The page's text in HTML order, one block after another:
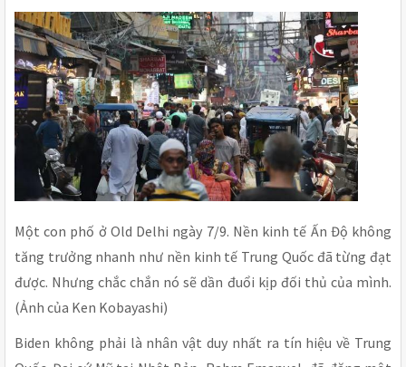
Một con phố ở Old Delhi ngày 7/9. Nền kinh tế Ấn Độ không
tăng trưởng nhanh như nền kinh tế Trung Quốc đã từng đạt
được. Nhưng chắc chắn nó sẽ dần đuổi kịp đối thủ của mình.
(Ảnh của Ken Kobayashi)
Biden không phải là nhân vật duy nhất ra tín hiệu về Trung